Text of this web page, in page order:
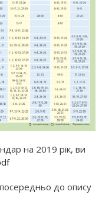
на 2019 рік, ви
до опису